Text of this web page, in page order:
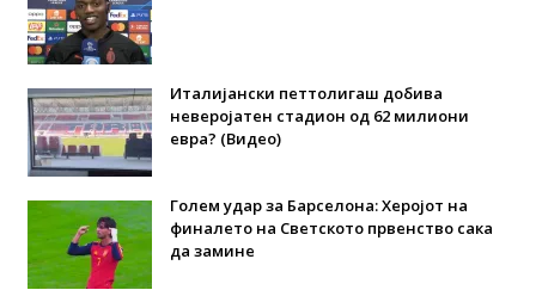
Италијански петтолигаш добива
неверојатен стадион од 62 милиони
евра? (Видео)
Голем удар за Барселона: Херојот на
финалето на Светското првенство сака
да замине